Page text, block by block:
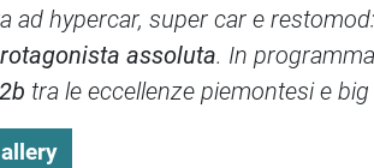
ad hypercar, super car e restomod:
assoluta. In
tra le eccellenze piemontesi e